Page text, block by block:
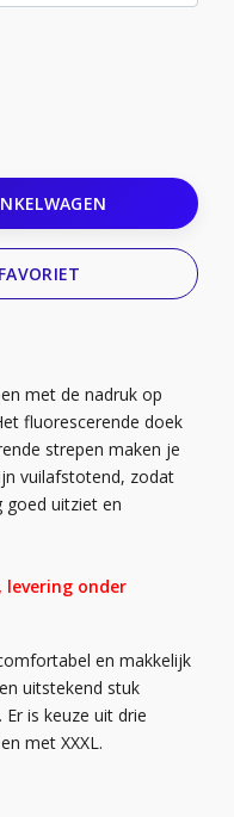
met de nadruk op
fluorescerende doek
strepen maken je
vuilafstotend, zodat
uitziet en
onder
en makkelijk
uitstekend stuk
is keuze uit drie
met XXXL.